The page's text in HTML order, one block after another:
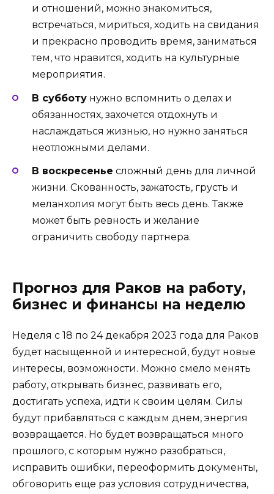
и отношений, можно знакомиться,
встречаться, мириться, ходить на свидания
и прекрасно проводить время, заниматься
тем, что нравится, ходить на культурные
мероприятия.
В субботу нужно вспомнить о делах и
обязанностях, захочется отдохнуть и
наслаждаться жизнью, но нужно заняться
неотложными делами.
В воскресенье сложный день для личной
жизни. Скованность, зажатость, грусть и
меланхолия могут быть весь день. Также
может быть ревность и желание
ограничить свободу партнера.
Прогноз для Раков на работу,
бизнес и финансы на неделю
Неделя с 18 по 24 декабря 2023 года для Раков
будет насыщенной и интересной, будут новые
интересы, возможности. Можно смело менять
работу, открывать бизнес, развивать его,
достигать успеха, идти к своим целям. Силы
будут прибавляться с каждым днем, энергия
возвращается. Но будет возвращаться много
прошлого, с которым нужно разобраться,
исправить ошибки, переоформить документы,
обговорить еще раз условия сотрудничества,